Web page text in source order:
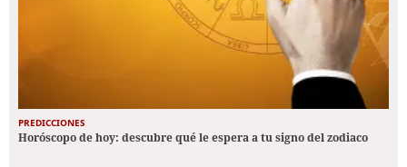
PREDICCIONES
Horóscopo de hoy: descubre qué le espera a tu signo del zodiaco